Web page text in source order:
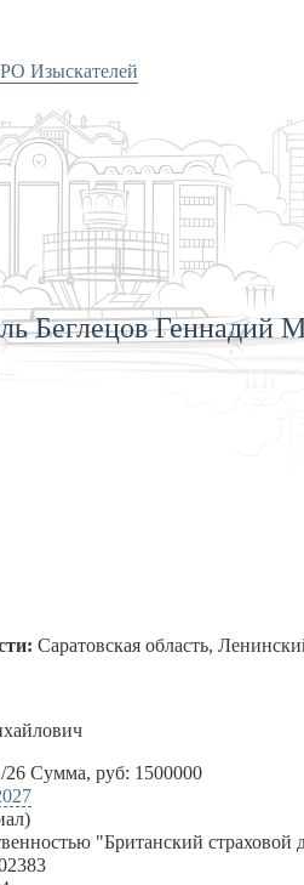
Изыскателей
Беглецов Геннадий
Саратовская область,
Сумма, руб: 1500000
"Британский